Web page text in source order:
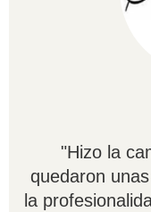
"Hizo la
quedaron
la